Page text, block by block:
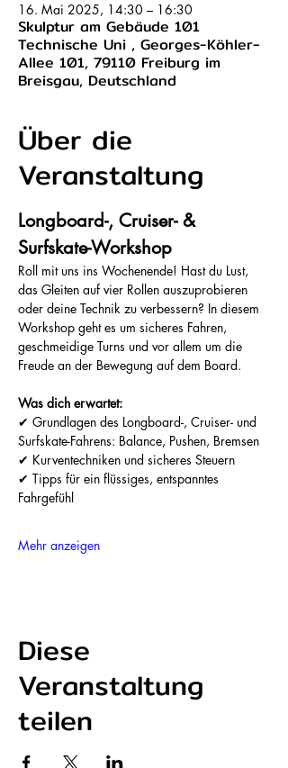
16. Mai 2025, 14:30 – 16:30
Skulptur am Gebäude 101
Technische Uni , Georges-Köhler-
Allee 101, 79110 Freiburg im
Breisgau, Deutschland
Über die
Veranstaltung
Longboard-, Cruiser- &
Surfskate-Workshop
Roll mit uns ins Wochenende! Hast du Lust,
das Gleiten auf vier Rollen auszuprobieren
oder deine Technik zu verbessern? In diesem
Workshop geht es um sicheres Fahren,
geschmeidige Turns und vor allem um die
Freude an der Bewegung auf dem Board.
Was dich erwartet:
✔ Grundlagen des Longboard-, Cruiser- und
Surfskate-Fahrens: Balance, Pushen, Bremsen
✔ Kurventechniken und sicheres Steuern
✔ Tipps für ein flüssiges, entspanntes
Fahrgefühl
Mehr anzeigen
Diese
Veranstaltung
teilen